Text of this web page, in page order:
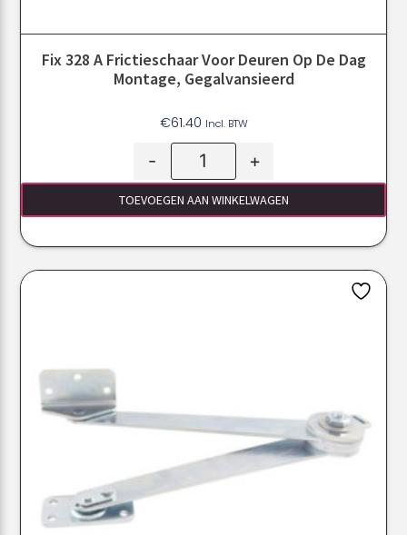
Fix 328 A Frictieschaar Voor Deuren Op De Dag
Montage, Gegalvansieerd
€61.40 Incl. BTW
- +
TOEVOEGEN AAN WINKELWAGEN